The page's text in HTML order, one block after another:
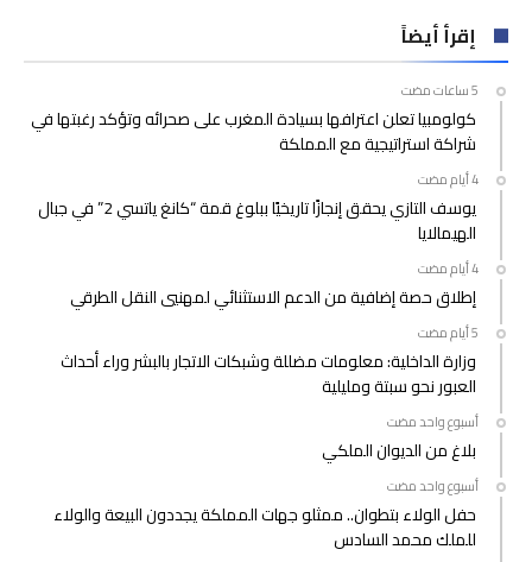
إقرأ أيضاً
كولومبيا تعلن اعترافها بسيادة المغرب على صحرائه وتؤكد رغبتها في
شراكة استراتيجية مع المملكة
يوسف التازي يحقق إنجازًا تاريخيًا ببلوغ قمة “كانغ ياتسي 2” في جبال
الهيمالايا
إطلاق حصة إضافية من الدعم الاستثنائي لمهنيي النقل الطرقي
وزارة الداخلية: معلومات مضللة وشبكات الاتجار بالبشر وراء أحداث
العبور نحو سبتة ومليلية
‫‫‫‏‫أسبوع واحد مضت‬
بلاغ من الديوان الملكي
‫‫‫‏‫أسبوع واحد مضت‬
حفل الولاء بتطوان.. ممثلو جهات المملكة يجددون البيعة والولاء
للملك محمد السادس